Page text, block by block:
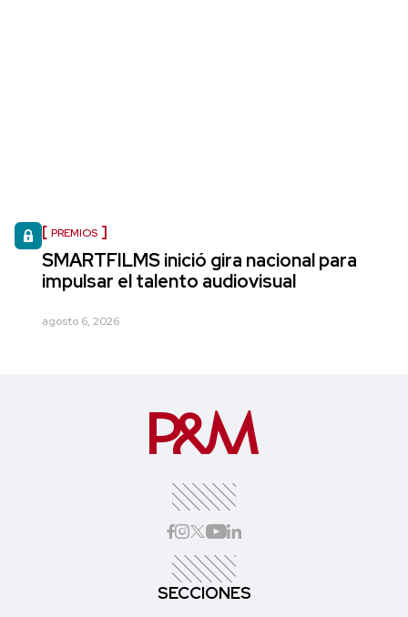
PREMIOS
SMARTFILMS inició gira nacional para
impulsar el talento audiovisual
agosto 6, 2026
SECCIONES